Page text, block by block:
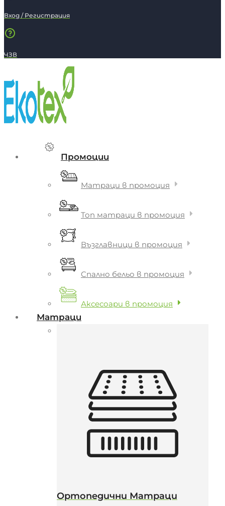
Вход / Регистрация
ЧЗВ
Промоции
Матраци в промоция
Топ матраци в промоция
Възглавници в промоция
Спално бельо в промоция
Аксесоари в промоция
Матраци
Ортопедични Матраци